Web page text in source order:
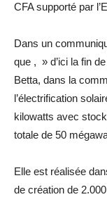
CFA supporté par
Dans un
que , » d’ici la fin
Betta, dans la
l’électrification
kilowatts avec
totale de 50
Elle est réalisée
de création de